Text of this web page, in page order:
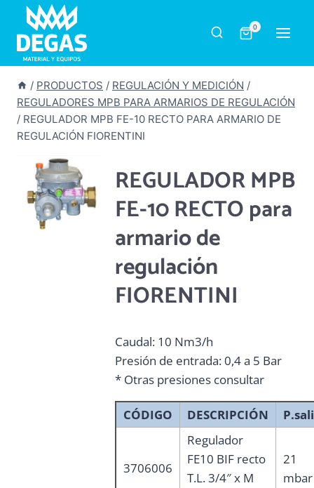
Saltar
contenido
0
/ PRODUCTOS / REGULACIÓN Y MEDICIÓN /
REGULADORES MPB PARA ARMARIOS DE REGULACIÓN
/ REGULADOR MPB FE-10 RECTO PARA ARMARIO DE
REGULACIÓN FIORENTINI
REGULADOR MPB
FE-10 RECTO para
armario de
regulación
FIORENTINI
Caudal: 10 Nm3/h
Presión de entrada: 0,4 a 5 Bar
* Otras presiones consultar
CÓDIGO DESCRIPCIÓN
3706006
Regulador
FE10 BIF recto
T.L. 3/4″ x M
21
mbar